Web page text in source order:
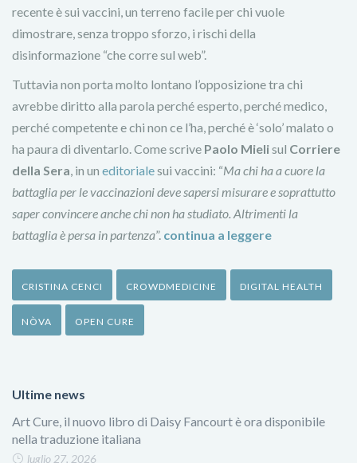
recente è sui vaccini, un terreno facile per chi vuole
dimostrare, senza troppo sforzo, i rischi della
disinformazione “che corre sul web”.
Tuttavia non porta molto lontano l’opposizione tra chi
avrebbe diritto alla parola perché esperto, perché medico,
perché competente e chi non ce l’ha, perché è ‘solo’ malato o
ha paura di diventarlo. Come scrive Paolo Mielisul Corriere
della Sera, in un editorialesui vaccini: “Ma chi ha a cuore la
battaglia per le vaccinazioni deve sapersi misurare e soprattutto
saper convincere anche chi non ha studiato. Altrimenti la
battaglia è persa in partenza”. continua a leggere
CRISTINA CENCI CROWDMEDICINE DIGITAL HEALTH
NÒVA OPEN CURE
Ultime news
Art Cure, il nuovo libro di Daisy Fancourt è ora disponibile
nella traduzione italiana
luglio 27, 2026